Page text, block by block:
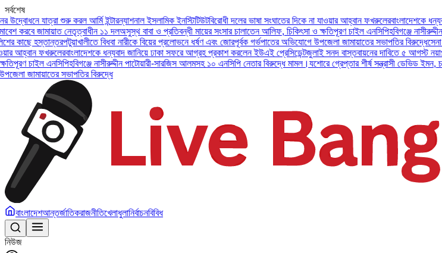
সর্বশেষ
শুরু করল আর্মি ইন্টারন্যাশনাল ইসলামিক ইনস্টিটিউটবিরোধী দলের ভাষা সংঘাতের দিকে না যাওয়ার আহ্বান ফখরুলেরবাংলাদেশকে ধন্যবাদ
নেতৃত্বাধীন ১১ দলঅসুস্থ বাবা ও প্রতিবন্ধী মায়ের সংসার চালাতেন আলিফ, চিকিৎসা ও ক্ষতিপূরণ চাইল এনসিপিহবিগঞ্জে নাসীরুদ্দীন
পটুয়াখালীতে বিধবা নারীকে বিয়ের প্রলোভনে ধর্ষণ এবং জোরপূর্বক গর্ভপাতের অভিযোগে উপজেলা জামায়াতের সভাপতির বিরুদ্ধেসেনা প্রধানের
বাংলাদেশকে ধন্যবাদ জানিয়ে ঢাকা সফরে আগ্রহ প্রকাশ করলেন ইউএই প্রেসিডেন্টজুলাই সনদ বাস্তবায়নের দাবিতে ৫ আগস্ট নয়াপল্টনে
এনসিপিহবিগঞ্জে নাসীরুদ্দীন পাটোয়ারী-সারজিস আলমসহ ১০ এনসিপি নেতার বিরুদ্ধে মামল।যশোরে গ্রেপ্তার শীর্ষ সন্ত্রাসী ডেভিড ইমন, চট্টগ্রাম
সভাপতির বিরুদ্ধে
বাংলাদেশআন্তর্জাতিকরাজনীতিখেলাধুলানির্বাচনবিবিধ
নিউজ